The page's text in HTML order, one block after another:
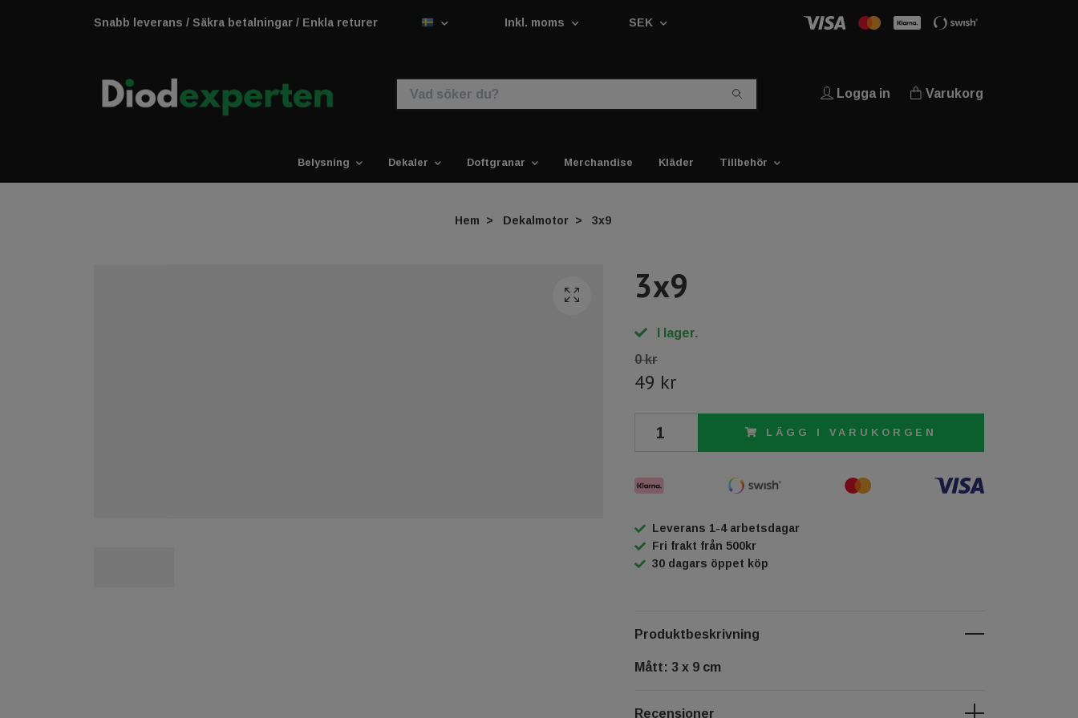
Snabb leverans / Säkra betalningar / Enkla returer Inkl. moms SEK
Logga in Varukorg
Belysning Dekaler Doftgranar Merchandise Kläder Tillbehör
Hem Dekalmotor 3x9
3x9
I lager.
0 kr
49 kr
LÄGG I VARUKORGEN
Leverans 1-4 arbetsdagar
Fri frakt från 500kr
30 dagars öppet köp
Produktbeskrivning
Mått: 3 x 9 cm
Recensioner